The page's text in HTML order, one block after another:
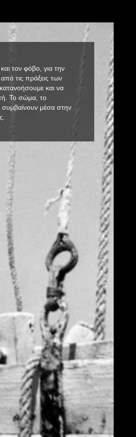
τον φόβο, για την
τις πράξεις των
και να
Το σώμα, το
μέσα στην